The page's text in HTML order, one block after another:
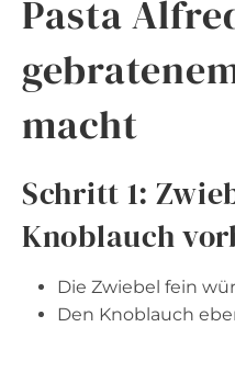
Pasta
macht
Schritt 1:
Knoblauch
Die Zwiebel fein
Den Knoblauch